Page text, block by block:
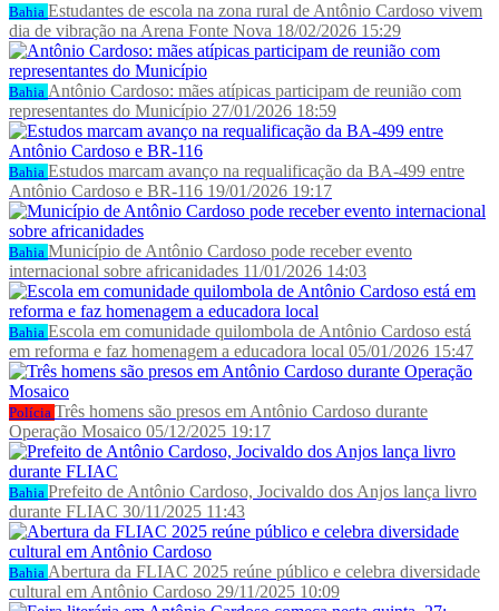
Bahia Estudantes de escola na zona rural de Antônio Cardoso vivem
dia de vibração na Arena Fonte Nova 18/02/2026 15:29
Bahia Antônio Cardoso: mães atípicas participam de reunião com
representantes do Município 27/01/2026 18:59
Bahia Estudos marcam avanço na requalificação da BA-499 entre
Antônio Cardoso e BR-116 19/01/2026 19:17
Bahia Município de Antônio Cardoso pode receber evento
internacional sobre africanidades 11/01/2026 14:03
Bahia Escola em comunidade quilombola de Antônio Cardoso está
em reforma e faz homenagem a educadora local 05/01/2026 15:47
Polícia Três homens são presos em Antônio Cardoso durante
Operação Mosaico 05/12/2025 19:17
Bahia Prefeito de Antônio Cardoso, Jocivaldo dos Anjos lança livro
durante FLIAC 30/11/2025 11:43
Bahia Abertura da FLIAC 2025 reúne público e celebra diversidade
cultural em Antônio Cardoso 29/11/2025 10:09